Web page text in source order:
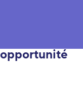
opportunité